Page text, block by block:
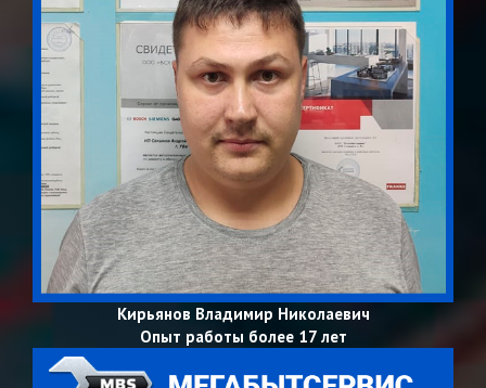
Кирьянов Владимир Николаевич
Опыт работы более 17 лет